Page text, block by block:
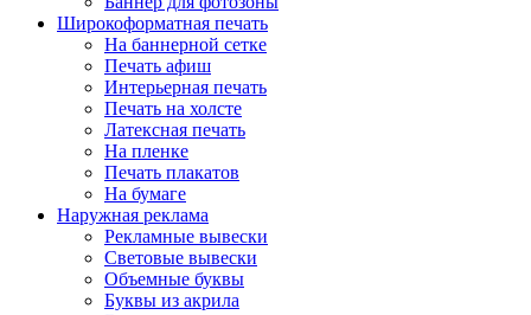
Широкоформатная печать
На баннерной сетке
Печать афиш
Интерьерная печать
Печать на холсте
Латексная печать
На пленке
Печать плакатов
На бумаге
Наружная реклама
Рекламные вывески
Световые вывески
Объемные буквы
Буквы из акрила